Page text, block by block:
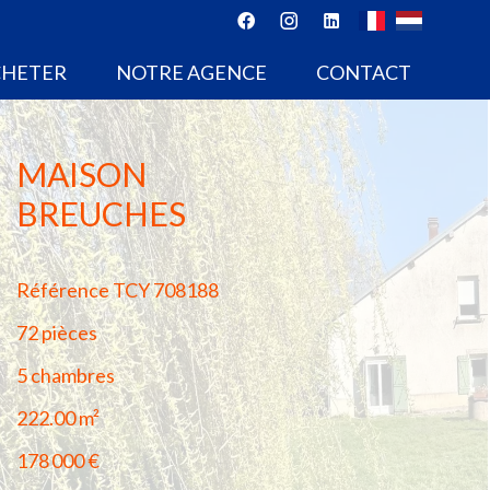
NOTRE AGENCE CONTACT
MAISON
BREUCHES
RéférenceTCY 708188
72 pièces
5 chambres
222.00m²
178 000 €